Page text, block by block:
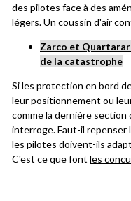
des pilotes face à des
légers. Un coussin d'air
Zarco et
de la catastrophe
Si les protection en bord
leur positionnement ou
comme la dernière section
interroge. Faut-il repenser
les pilotes doivent-ils
C'est ce que font les